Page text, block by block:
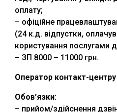
оплату;
– офіційне
(24 к.д. відпустки,
користування послугами
– ЗП 8000 – 11000 грн.
Оператор контакт-центру
Обов’язки:
– прийом/здійснення